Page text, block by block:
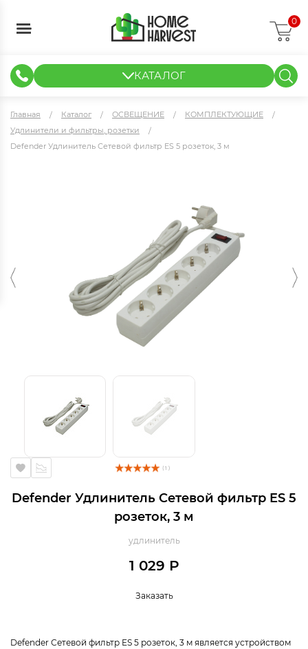
0
КАТАЛОГ
Главная Каталог ОСВЕЩЕНИЕ
КОМПЛЕКТУЮЩИЕ
Удлинители и фильтры, розетки
Defender Удлинитель Сетевой фильтр ES 5 розеток, 3 м
( 1 )
Defender Удлинитель Сетевой фильтр ES 5
розеток, 3 м
удлинитель
1 029 Р
Заказать
Defender Сетевой фильтр ES 5 розеток, 3 м является устройством